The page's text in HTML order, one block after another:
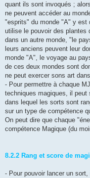
quant ils sont invoqués ;
ne peuvent accéder au
"esprits" du monde "A" y est
utilise le pouvoir des plantes
dans un autre monde, "le
leurs anciens peuvent leur
monde "A", le voyage au
de ces deux mondes sont
ne peut exercer sons art
- Pour permettre à chaque
techniques magiques, il
dans lequel les sorts sont
sur un type de compétence
On peut dire que chaque
compétence Magique (du
8.2.2 Rang et score de
- Pour pouvoir lancer un